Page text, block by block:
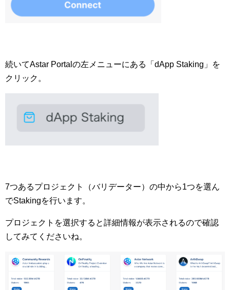
続いてAstar Portalの左メニューにある「dApp Staking」を
クリック。
7つあるプロジェクト（バリデーター）の中から1つを選ん
でStakingを行います。
プロジェクトを選択すると詳細情報が表示されるので確認
してみてくださいね。